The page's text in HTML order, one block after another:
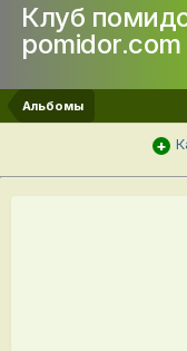
Клуб
pomidor.com
Альбомы